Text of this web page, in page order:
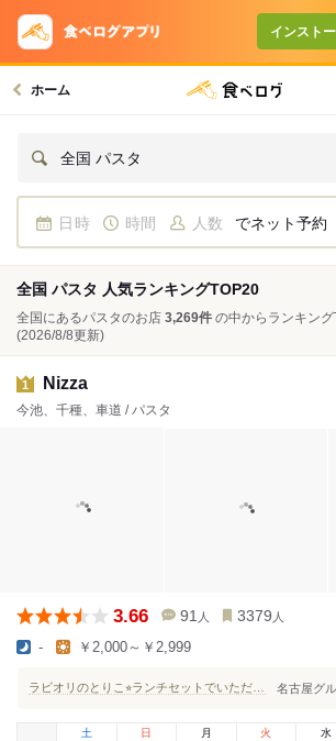
インスト
ホーム
全国 パスタ
日時 時間 人数 でネット予約
全国 パスタ 人気ランキングTOP20
全国にあるパスタのお店 3,269件 の中からランキング
(2026/8/8更新)
1 Nizza
今池、千種、車道 / パスタ
3.66 91 人 3379 人
- ￥2,000～￥2,999
名古屋グ
土
日 月 火 水